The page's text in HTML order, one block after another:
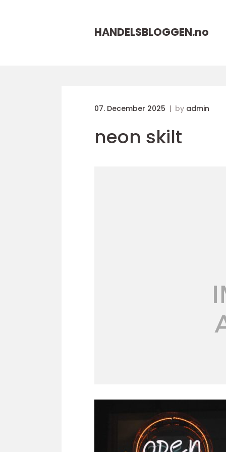
HANDELSBLOGGEN.no
07. December 2025 by admin
neon skilt